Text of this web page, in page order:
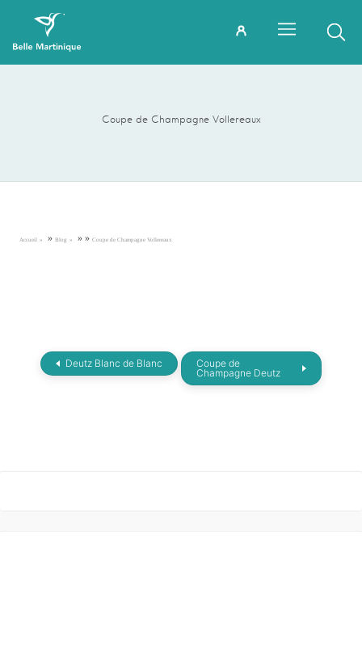
Coupe de Champagne Vollereaux
Accueil » Blog » » Coupe de Champagne Vollereaux
Deutz Blanc de Blanc
Coupe de
Champagne Deutz